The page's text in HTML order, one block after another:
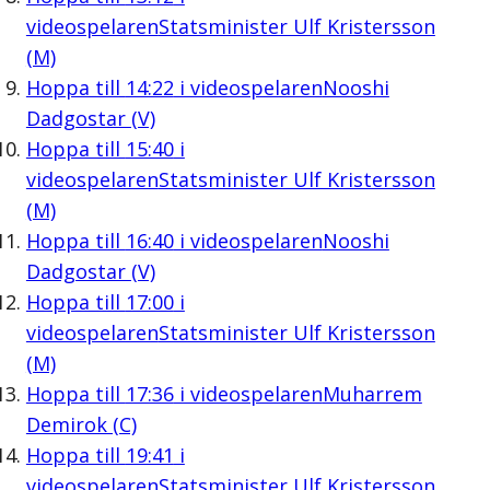
videospelarenStatsminister Ulf Kristersson
(M)
Hoppa till 14:22 i videospelarenNooshi
Dadgostar (V)
Hoppa till 15:40i
videospelarenStatsminister Ulf Kristersson
(M)
Hoppa till 16:40i videospelarenNooshi
Dadgostar (V)
Hoppa till 17:00i
videospelarenStatsminister Ulf Kristersson
(M)
Hoppa till 17:36i videospelarenMuharrem
Demirok (C)
Hoppa till 19:41 i